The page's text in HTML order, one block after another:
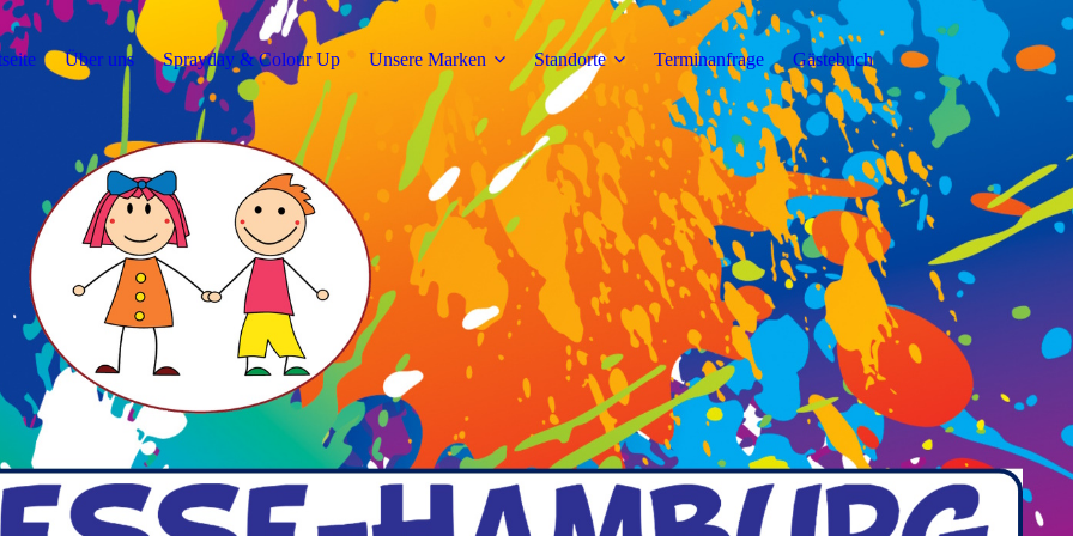
Über uns Sprayday & Colour Up Unsere Marken Standorte Terminanfrage Gästebuch